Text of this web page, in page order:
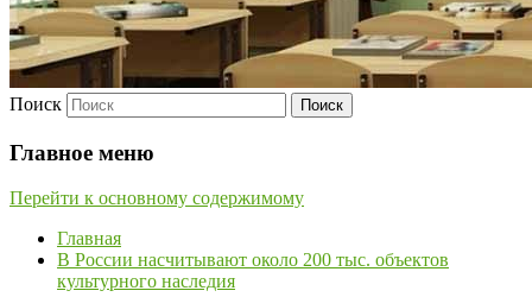
Поиск
Главное меню
Перейти к основному содержимому
Главная
В России насчитывают около 200 тыс. объектов
культурного наследия